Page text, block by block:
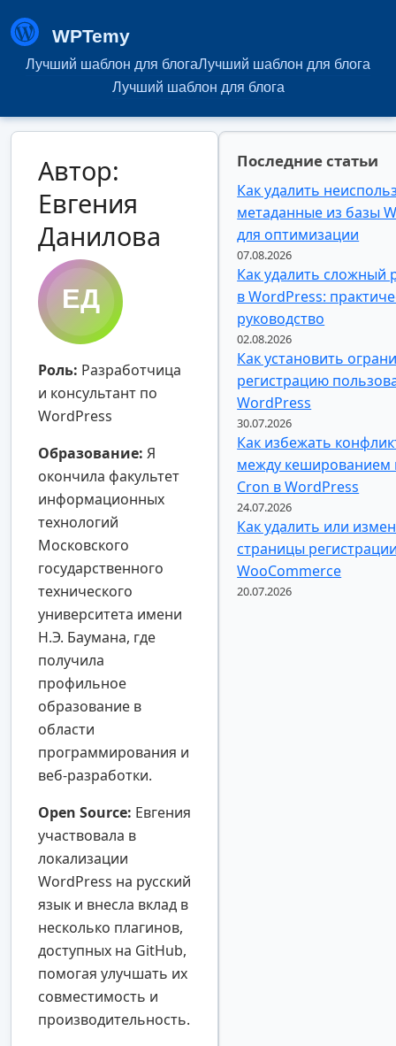
WPTemy
Лучший шаблон для блогаЛучший шаблон для блога
Лучший шаблон для блога
Автор:
Евгения
Данилова
Роль: Разработчица
и консультант по
WordPress
Образование: Я
окончила факультет
информационных
технологий
Московского
государственного
технического
университета имени
Н.Э. Баумана, где
получила
профильное
образование в
области
программирования и
веб-разработки.
Open Source: Евгения
участвовала в
локализации
WordPress на русский
язык и внесла вклад в
несколько плагинов,
доступных на GitHub,
помогая улучшать их
совместимость и
производительность.
Последние статьи
Как удалить
метаданные из базы
для оптимизации
07.08.2026
Как удалить сложный
в WordPress:
руководство
02.08.2026
Как установить
регистрацию
WordPress
30.07.2026
Как избежать
между кешированием
Cron в WordPress
24.07.2026
Как удалить или
страницы
WooCommerce
20.07.2026